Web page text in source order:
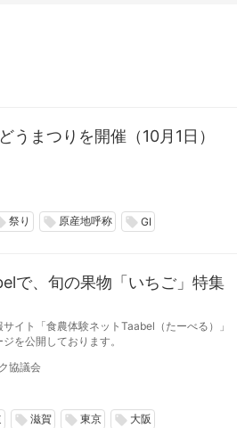
まつりを開催（10月1日）
祭り local_offer 原産地呼称 local_offer GI
で、旬の果物「いちご」特集
イト「食農体験ネットTaabel（たーべる）」
を公開しております。
協議会
local_offer 滋賀 local_offer 東京 local_offer 大阪